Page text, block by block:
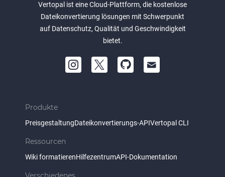
Vertopal ist eine Cloud-Plattform, die kostenlose
Dateikonvertierung lösungen mit Schwerpunkt
auf Datenschutz, Qualität und Geschwindigkeit
bietet.
Produkte
PreisgestaltungDateikonvertierungs-APIVertopal CLI
Ressourcen
Wiki formatierenHilfezentrumAPI-Dokumentation